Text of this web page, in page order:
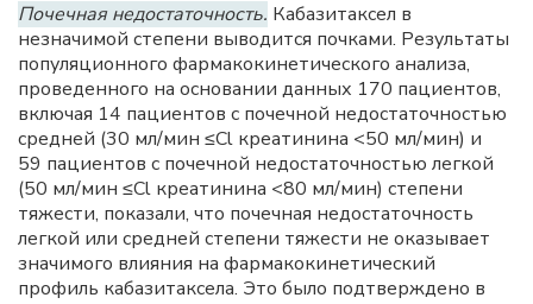
Почечная недостаточность. Кабазитаксел в
незначимой степени выводится почками. Результаты
популяционного фармакокинетического анализа,
проведенного на основании данных 170 пациентов,
включая 14 пациентов с почечной недостаточностью
средней (30 мл/мин ≤Cl креатинина <50 мл/мин) и
59 пациентов с почечной недостаточностью легкой
(50 мл/мин ≤Cl креатинина <80 мл/мин) степени
тяжести, показали, что почечная недостаточность
легкой или средней степени тяжести не оказывает
значимого влияния на фармакокинетический
профиль кабазитаксела. Это было подтверждено в